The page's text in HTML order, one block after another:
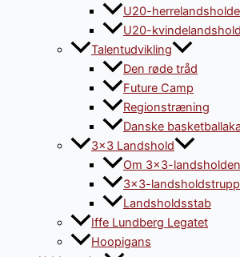
U20-
U20-
Talentudvikling
Den røde tråd
Future Camp
Regionstræning
Danske
3×3 Landshold
Om 3×3-
3×3-
Landsholdsstab
Iffe Lundberg Legatet
Hoopigans